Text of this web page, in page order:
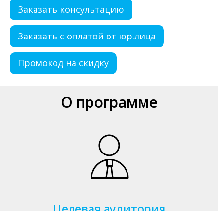
Заказать консультацию
Заказать с оплатой от юр.лица
Промокод на скидку
О программе